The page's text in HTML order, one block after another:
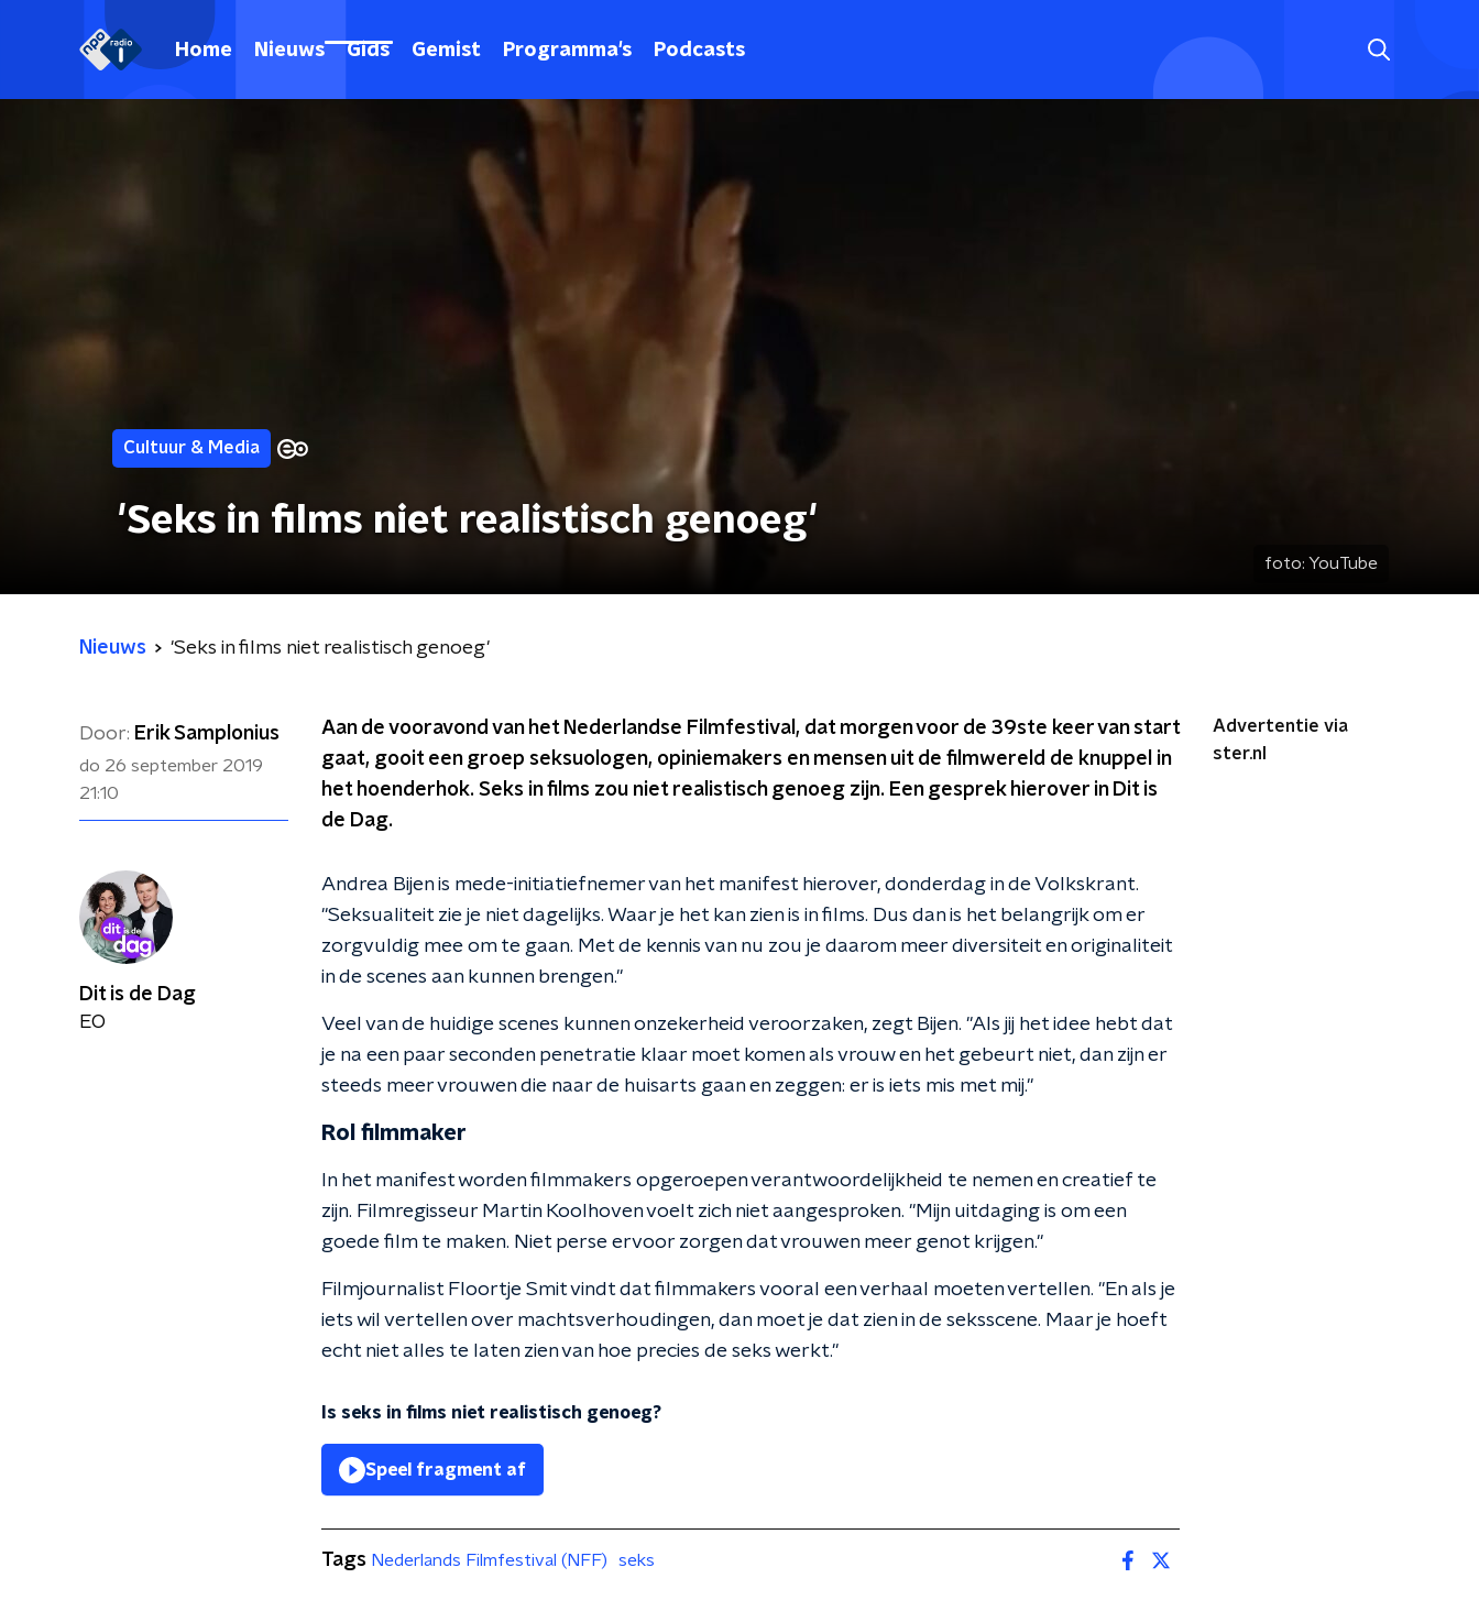
Home Nieuws Gids Gemist Programma's Podcasts
Cultuur & Media
'Seks in films niet realistisch genoeg'
foto: YouTube
Nieuws 'Seks in films niet realistisch genoeg'
Door: Erik Samplonius
do 26 september 2019
21:10
Aan de vooravond van het Nederlandse Filmfestival, dat morgen voor de 39ste keer van start
gaat, gooit een groep seksuologen, opiniemakers en mensen uit de filmwereld de knuppel in
het hoenderhok. Seks in films zou niet realistisch genoeg zijn. Een gesprek hierover in Dit is
de Dag.
Andrea Bijen is mede-initiatiefnemer van het manifest hierover, donderdag in de Volkskrant.
"Seksualiteit zie je niet dagelijks. Waar je het kan zien is in films. Dus dan is het belangrijk om er
zorgvuldig mee om te gaan. Met de kennis van nu zou je daarom meer diversiteit en originaliteit
in de scenes aan kunnen brengen."
Veel van de huidige scenes kunnen onzekerheid veroorzaken, zegt Bijen. "Als jij het idee hebt dat
je na een paar seconden penetratie klaar moet komen als vrouw en het gebeurt niet, dan zijn er
steeds meer vrouwen die naar de huisarts gaan en zeggen: er is iets mis met mij."
Rol filmmaker
In het manifest worden filmmakers opgeroepen verantwoordelijkheid te nemen en creatief te
zijn. Filmregisseur Martin Koolhoven voelt zich niet aangesproken. "Mijn uitdaging is om een
goede film te maken. Niet perse ervoor zorgen dat vrouwen meer genot krijgen."
Filmjournalist Floortje Smit vindt dat filmmakers vooral een verhaal moeten vertellen. "En als je
iets wil vertellen over machtsverhoudingen, dan moet je dat zien in de seksscene. Maar je hoeft
echt niet alles te laten zien van hoe precies de seks werkt."
Is seks in films niet realistisch genoeg?
Speel fragment af
Advertentie via
ster.nl
Dit is de Dag
EO
Tags Nederlands Filmfestival (NFF) seks